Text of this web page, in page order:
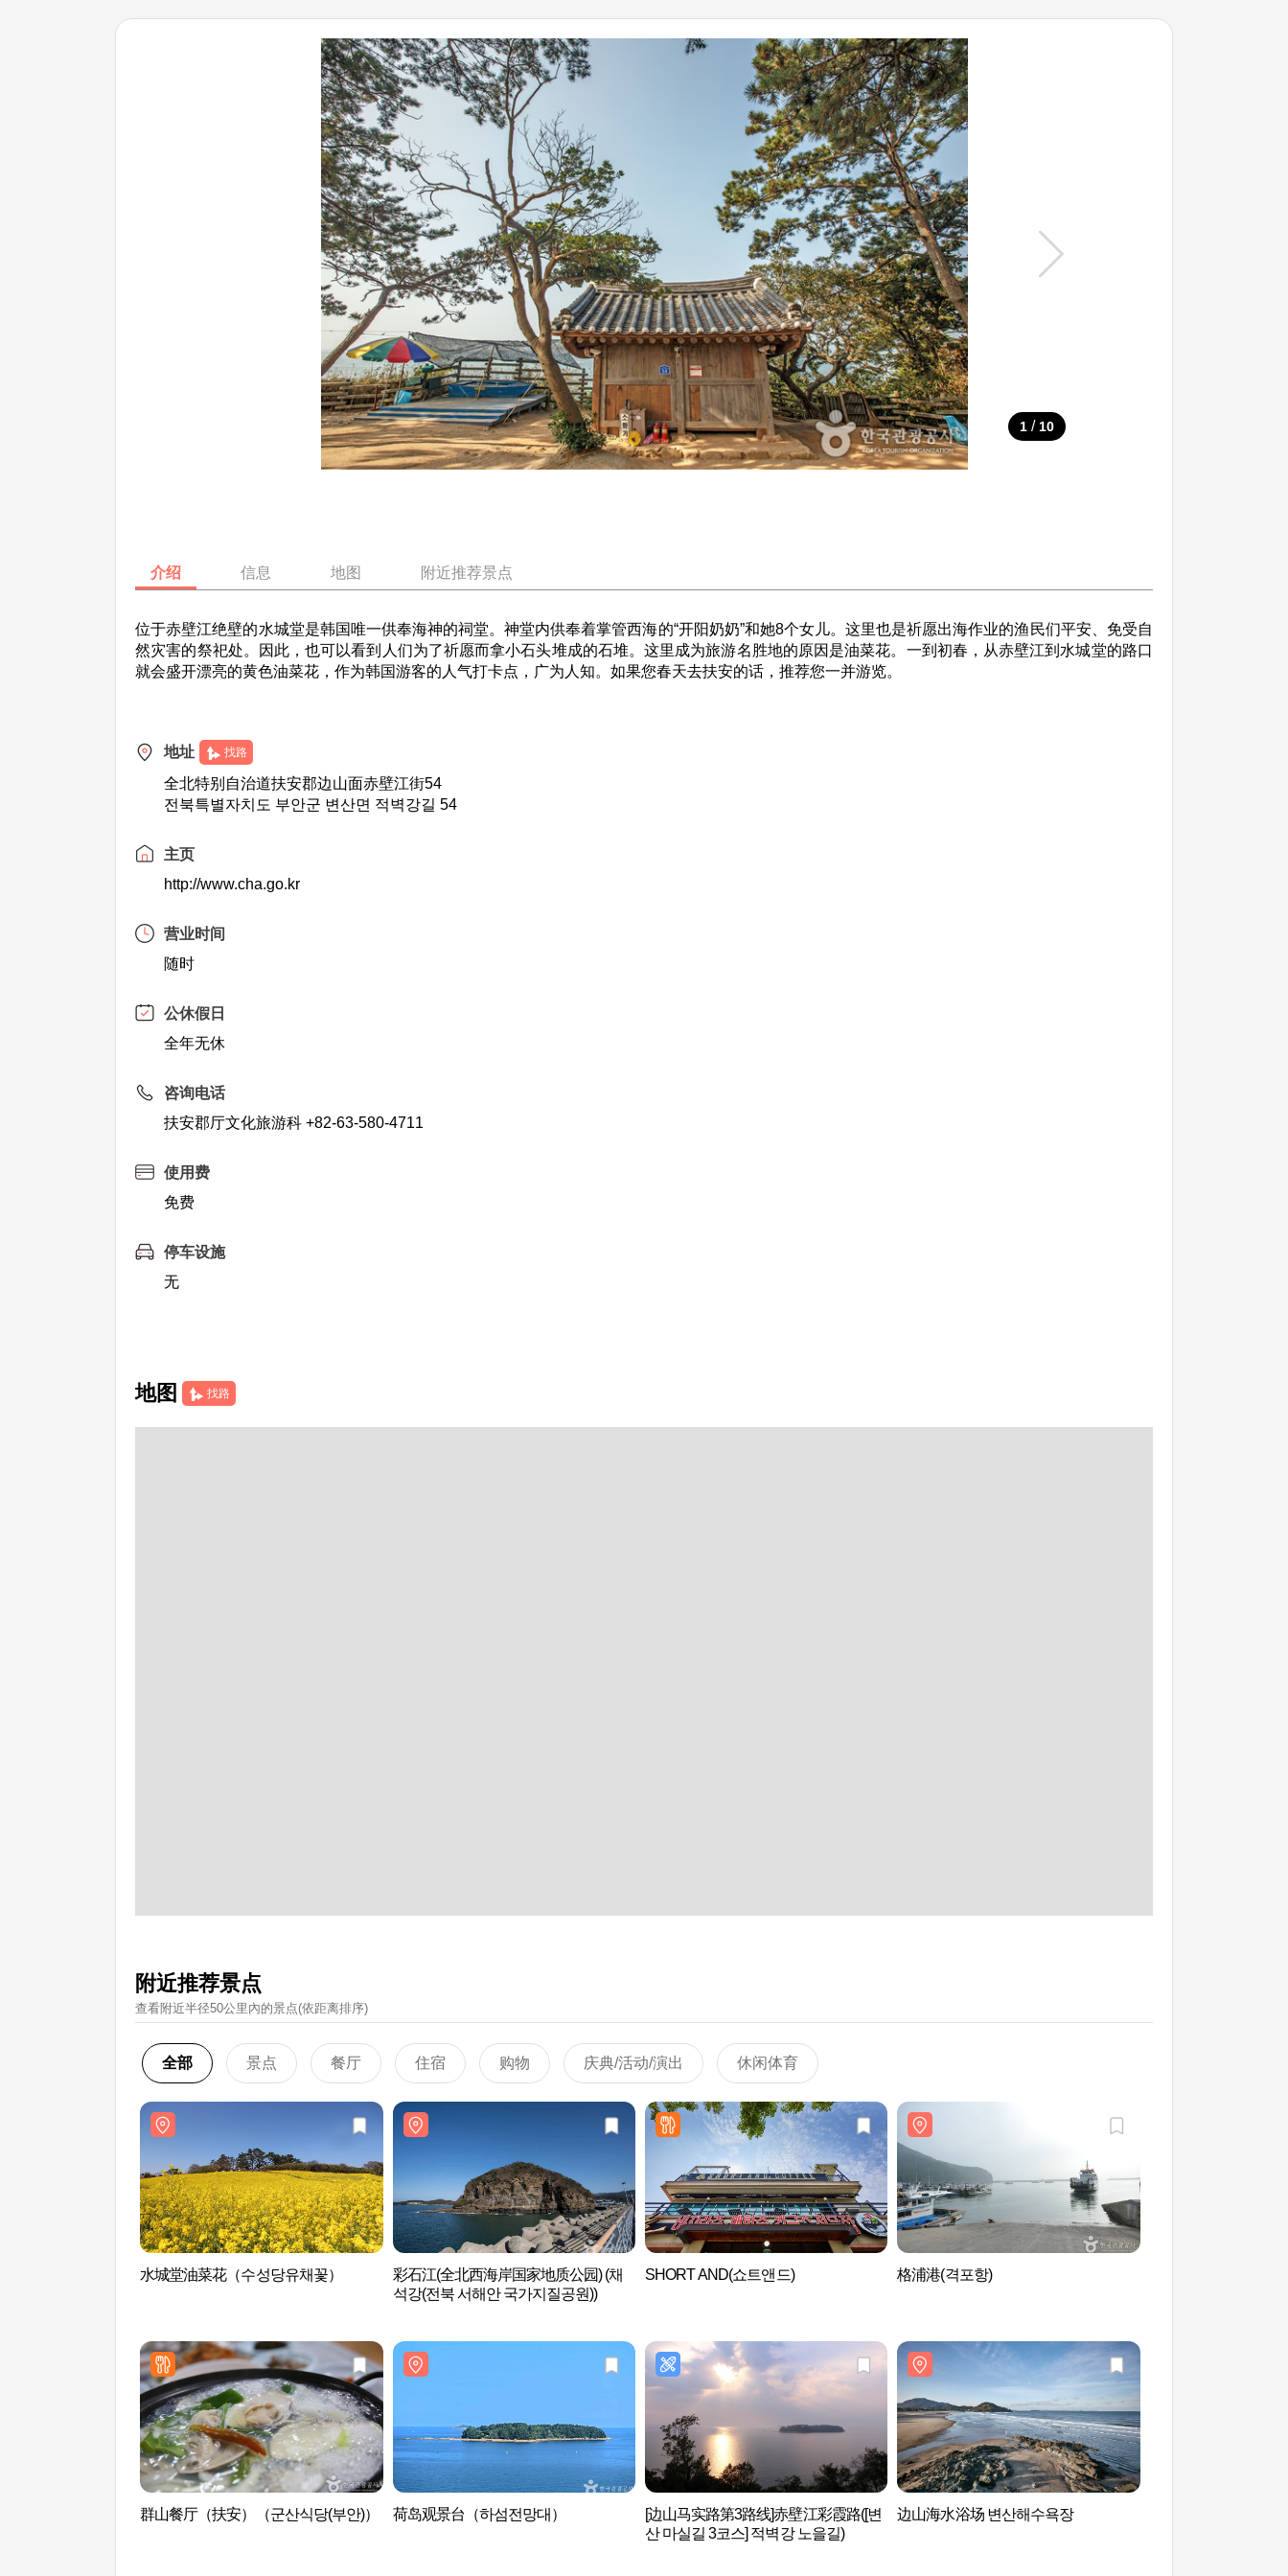
1 / 10
介绍 信息 地图 附近推荐景点
位于赤壁江绝壁的水城堂是韩国唯一供奉海神的祠堂。神堂内供奉着掌管西海的“开阳奶奶”和她8个女儿。这里也是祈愿出海作业的渔民们平安、免受自
然灾害的祭祀处。因此，也可以看到人们为了祈愿而拿小石头堆成的石堆。这里成为旅游名胜地的原因是油菜花。一到初春，从赤壁江到水城堂的路口
就会盛开漂亮的黄色油菜花，作为韩国游客的人气打卡点，广为人知。如果您春天去扶安的话，推荐您一并游览。
地址 找路
全北特别自治道扶安郡边山面赤壁江街54
전북특별자치도 부안군 변산면 적벽강길 54
主页
http://www.cha.go.kr
营业时间
随时
公休假日
全年无休
咨询电话
扶安郡厅文化旅游科 +82-63-580-4711
使用费
免费
停车设施
无
地图 找路
附近推荐景点
查看附近半径50公里內的景点(依距离排序)
全部 景点 餐厅 住宿 购物 庆典/活动/演出 休闲体育
水城堂油菜花（수성당유채꽃）
彩石江(全北西海岸国家地质公园) (채
석강(전북 서해안 국가지질공원))
SHORT AND(쇼트앤드) 格浦港(격포항)
群山餐厅（扶安）（군산식당(부안)） 荷岛观景台（하섬전망대）
[边山马实路第3路线]赤壁江彩霞路([변
산 마실길 3코스] 적벽강 노을길)
边山海水浴场 변산해수욕장